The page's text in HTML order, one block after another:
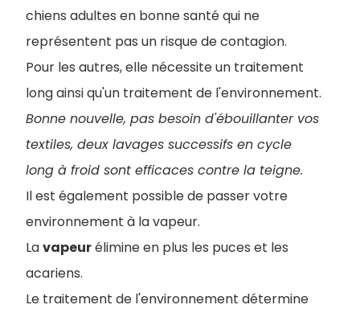
chiens adultes en bonne santé qui ne
représentent pas un risque de contagion.
Pour les autres, elle nécessite un traitement
long ainsi qu'un traitement de l'environnement.
Bonne nouvelle, pas besoin d'ébouillanter vos
textiles, deux lavages successifs en cycle
long à froid sont efficaces contre la teigne.
Il est également possible de passer votre
environnement à la vapeur.
Lavapeurélimine en plus les puces et les
acariens.
Le traitement de l'environnement détermine